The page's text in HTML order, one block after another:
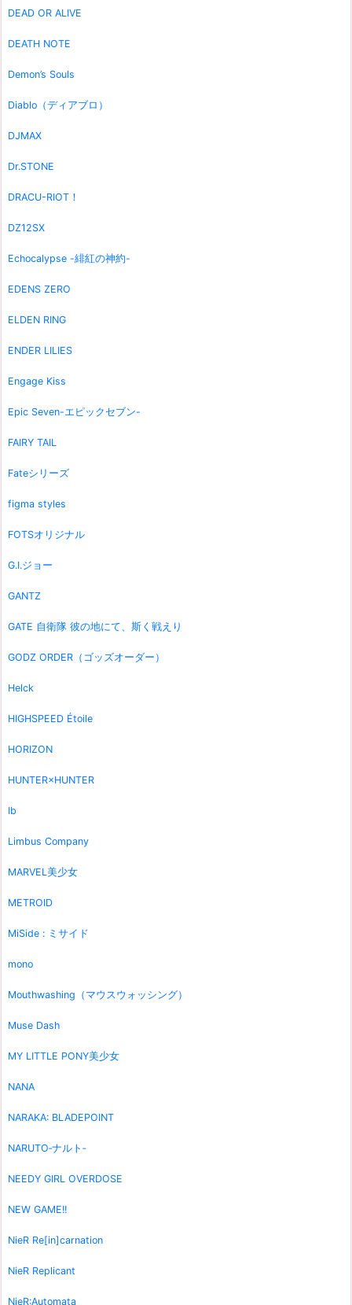
DEAD OR ALIVE
DEATH NOTE
Demon’s Souls
Diablo（ディアブロ）
DJMAX
Dr.STONE
DRACU-RIOT！
DZ12SX
Echocalypse -緋紅の神約-
EDENS ZERO
ELDEN RING
ENDER LILIES
Engage Kiss
Epic Seven-エピックセブン-
FAIRY TAIL
Fateシリーズ
figma styles
FOTSオリジナル
G.I.ジョー
GANTZ
GATE 自衛隊 彼の地にて、斯く戦えり
GODZ ORDER（ゴッズオーダー）
Helck
HIGHSPEED Étoile
HORIZON
HUNTER×HUNTER
Ib
Limbus Company
MARVEL美少女
METROID
MiSide : ミサイド
mono
Mouthwashing（マウスウォッシング）
Muse Dash
MY LITTLE PONY美少女
NANA
NARAKA: BLADEPOINT
NARUTO‐ナルト‐
NEEDY GIRL OVERDOSE
NEW GAME!!
NieR Re[in]carnation
NieR Replicant
NieR:Automata